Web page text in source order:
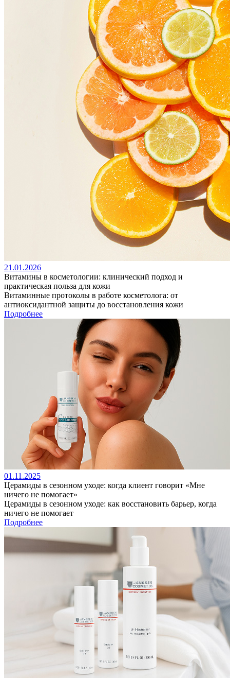
21.01.2026
Витамины в косметологии: клинический подход и
практическая польза для кожи
Витаминные протоколы в работе косметолога: от
антиоксидантной защиты до восстановления кожи
Подробнее
01.11.2025
Церамиды в сезонном уходе: когда клиент говорит «Мне
ничего не помогает»
Церамиды в сезонном уходе: как восстановить барьер, когда
ничего не помогает
Подробнее